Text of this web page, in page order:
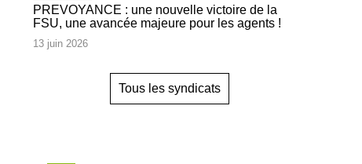
PREVOYANCE : une nouvelle victoire de la
FSU, une avancée majeure pour les agents !
13 juin 2026
Tous les syndicats